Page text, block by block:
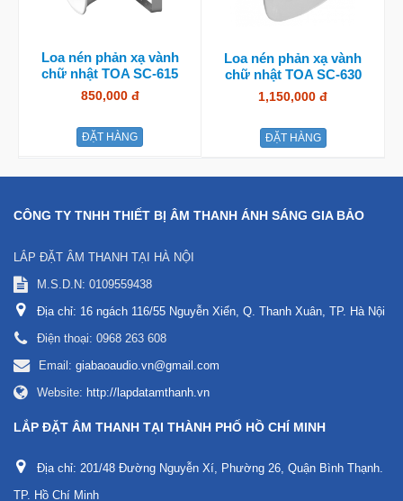
Loa nén phản xạ vành
chữ nhật TOA SC-615
850,000 đ
ĐẶT HÀNG
Loa nén phản xạ vành
chữ nhật TOA SC-630
1,150,000 đ
ĐẶT HÀNG
CÔNG TY TNHH THIẾT BỊ ÂM THANH ÁNH SÁNG GIA BẢO
LẮP ĐẶT ÂM THANH TẠI HÀ NỘI
M.S.D.N: 0109559438
Địa chỉ: 16 ngách 116/55 Nguyễn Xiển, Q. Thanh Xuân, TP. Hà Nội
Điện thoại: 0968 263 608
Email: giabaoaudio.vn@gmail.com
Website: http://lapdatamthanh.vn
LẮP ĐẶT ÂM THANH TẠI THÀNH PHỐ HỒ CHÍ MINH
Địa chỉ: 201/48 Đường Nguyễn Xí, Phường 26, Quận Bình Thạnh.
TP. Hồ Chí Minh